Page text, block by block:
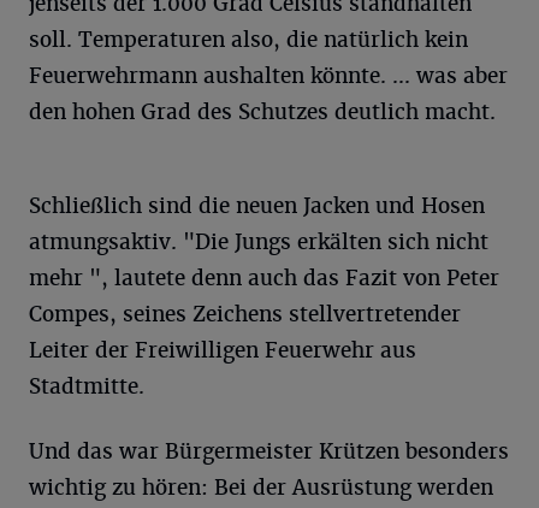
soll. Temperaturen also, die natürlich kein
Feuerwehrmann aushalten könnte. ... was aber
den hohen Grad des Schutzes deutlich macht.
Schließlich sind die neuen Jacken und Hosen
atmungsaktiv. "Die Jungs erkälten sich nicht
mehr ", lautete denn auch das Fazit von Peter
Compes, seines Zeichens stellvertretender
Leiter der Freiwilligen Feuerwehr aus
Stadtmitte.
Und das war Bürgermeister Krützen besonders
wichtig zu hören: Bei der Ausrüstung werden